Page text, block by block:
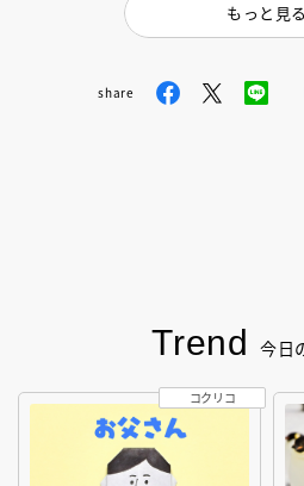
もっと見る
share
Trend 今日
コクリコ